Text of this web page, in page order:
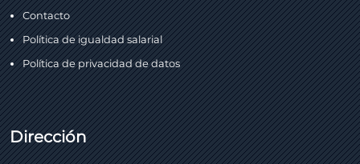
Contacto
Política de igualdad salarial
Política de privacidad de datos
Dirección